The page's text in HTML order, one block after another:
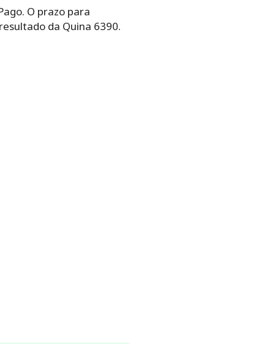
O prazo para
da Quina 6390.